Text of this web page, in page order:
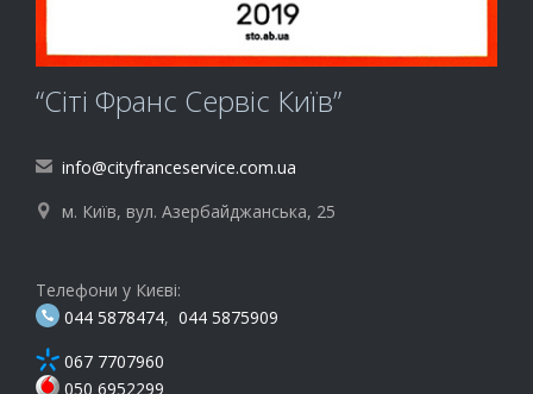
“Сіті Франс Сервіс Київ”
 info@cityfranceservice.com.ua
 м. Київ, вул. Азербайджанська, 25
Телефони у Києві:
044 5878474, 044 5875909
067 7707960
050 6952299